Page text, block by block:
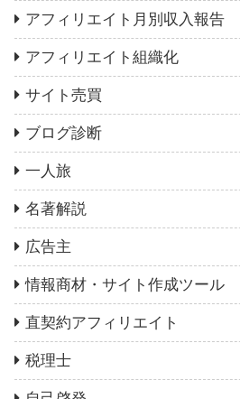
アフィリエイト月別収入報告
アフィリエイト組織化
サイト売買
ブログ診断
一人旅
名著解説
広告主
情報商材・サイト作成ツール
直契約アフィリエイト
税理士